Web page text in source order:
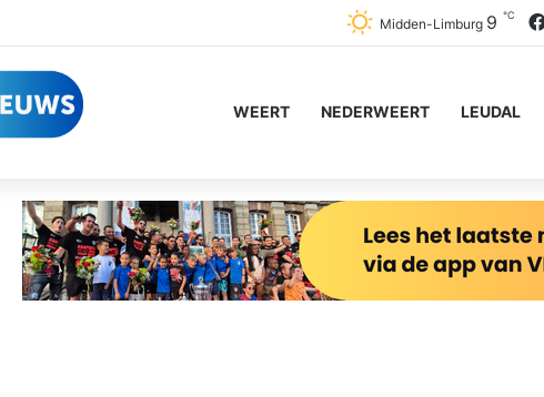
Midden-Limburg 9 ℃
WEERT NEDERWEERT LEUDAL